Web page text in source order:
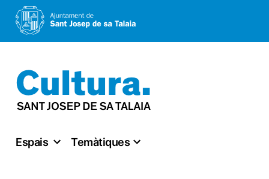
al
contingut
Espais Temàtiques